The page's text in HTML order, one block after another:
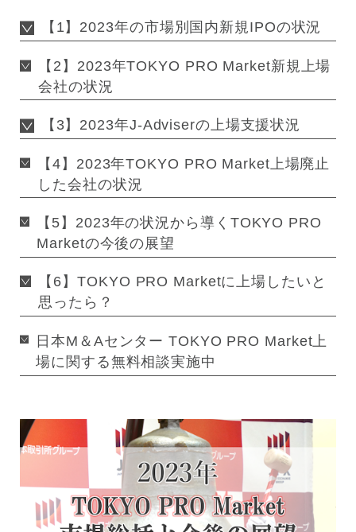
【1】2023年の市場別国内新規IPOの状況
【2】2023年TOKYO PRO Market新規上場
会社の状況
【3】2023年J-Adviserの上場支援状況
【4】2023年TOKYO PRO Market上場廃止
した会社の状況
【5】2023年の状況から導くTOKYO PRO
Marketの今後の展望
【6】TOKYO PRO Marketに上場したいと
思ったら？
日本M＆Aセンター TOKYO PRO Market上
場に関する無料相談実施中